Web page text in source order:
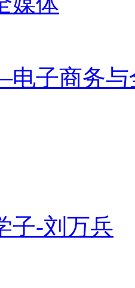
子商务与
子-刘万兵